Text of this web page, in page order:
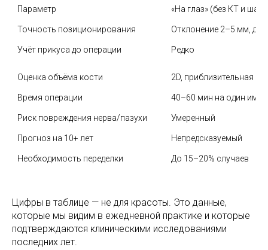
Параметр «На глаз» (без КТ и
Точность позиционирования Отклонение 2–5 мм, до
Учёт прикуса до операции Редко
Оценка объёма кости 2D, приблизительная
Время операции 40–60 мин на один
Риск повреждения нерва/пазухи Умеренный
Прогноз на 10+ лет Непредсказуемый
Необходимость переделки До 15–20% случаев
Цифры в таблице — не для красоты. Это данные,
которые мы видим в ежедневной практике и которые
подтверждаются клиническими исследованиями
последних лет.